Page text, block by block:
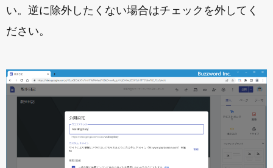
い。逆に除外したくない場合はチェックを外してく
ださい。